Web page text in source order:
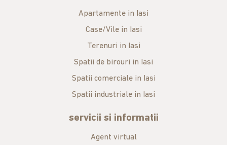
Apartamente in Iasi
Case/Vile in Iasi
Terenuri in Iasi
Spatii de birouri in Iasi
Spatii comerciale in Iasi
Spatii industriale in Iasi
servicii si informatii
Agent virtual